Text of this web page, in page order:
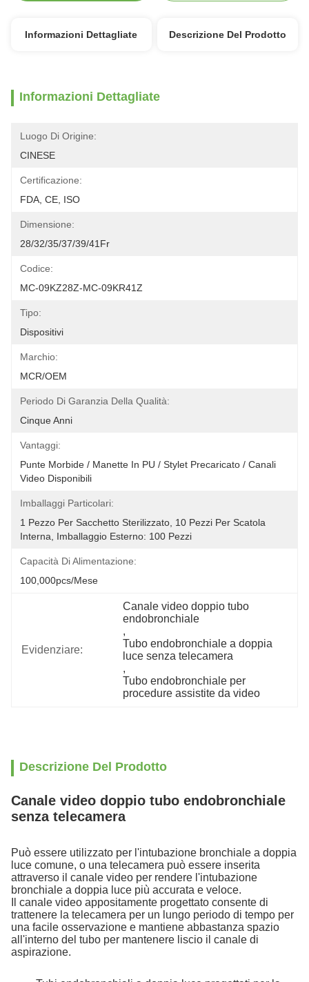
Informazioni Dettagliate Descrizione Del Prodotto
Informazioni Dettagliate
Luogo Di Origine:
CINESE
Certificazione:
FDA, CE, ISO
Dimensione:
28/32/35/37/39/41Fr
Codice:
MC-09KZ28Z-MC-09KR41Z
Tipo:
Dispositivi
Marchio:
MCR/OEM
Periodo Di Garanzia Della Qualità:
Cinque Anni
Vantaggi:
Punte Morbide / Manette In PU / Stylet Precaricato / Canali
Video Disponibili
Imballaggi Particolari:
1 Pezzo Per Sacchetto Sterilizzato, 10 Pezzi Per Scatola
Interna, Imballaggio Esterno: 100 Pezzi
Capacità Di Alimentazione:
100,000pcs/mese
Evidenziare:
Canale video doppio tubo
endobronchiale
,
Tubo endobronchiale a doppia
luce senza telecamera
,
Tubo endobronchiale per
procedure assistite da video
Descrizione Del Prodotto
Canale video doppio tubo endobronchiale
senza telecamera
Può essere utilizzato per l'intubazione bronchiale a doppia
luce comune, o una telecamera può essere inserita
attraverso il canale video per rendere l'intubazione
bronchiale a doppia luce più accurata e veloce.
Il canale video appositamente progettato consente di
trattenere la telecamera per un lungo periodo di tempo per
una facile osservazione e mantiene abbastanza spazio
all'interno del tubo per mantenere liscio il canale di
aspirazione.